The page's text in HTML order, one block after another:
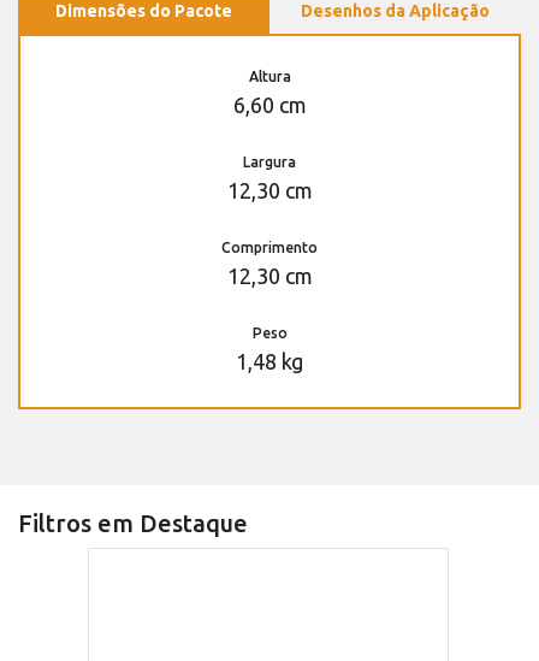
Dimensões do Pacote Desenhos da Aplicação
Altura
6,60 cm
Largura
12,30 cm
Comprimento
12,30 cm
Peso
1,48 kg
Filtros em Destaque